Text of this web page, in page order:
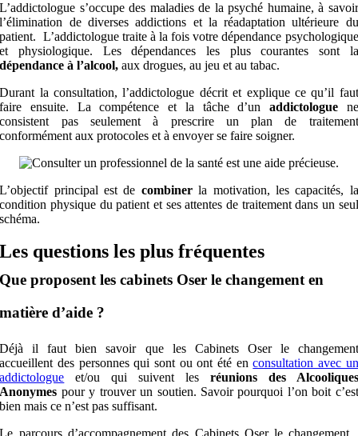
L’addictologue s’occupe des maladies de la psyché humaine, à savoir
l’élimination de diverses addictions et la réadaptation ultérieure du
patient. L’addictologue traite à la fois votre dépendance psychologique
et physiologique. Les dépendances les plus courantes sont la
dépendance à l’alcool, aux drogues, au jeu et au tabac.
Durant la consultation, l’addictologue décrit et explique ce qu’il faut
faire ensuite. La compétence et la tâche d’un
addictologue ne
consistent pas seulement à prescrire un plan de traitement
conformément aux protocoles et à envoyer se faire soigner.
L’objectif principal est de combinerla motivation, les capacités, la
condition physique du patient et ses attentes de traitement dans un seul
schéma.
Les questions les plus fréquentes
Que proposent les cabinets Oser le changement en
matière d’aide ?
Déjà il faut bien savoir que les Cabinets Oser le changement
accueillent des personnes qui sont ou ont été enconsultation avec un
addictologue et/ou qui suivent les
réunions des Alcooliques
Anonymes pour y trouver un soutien. Savoir pourquoi l’on boit c’est
bien mais ce n’est pas suffisant.
Le parcours d’accompagnement des Cabinets Oser le changement ,